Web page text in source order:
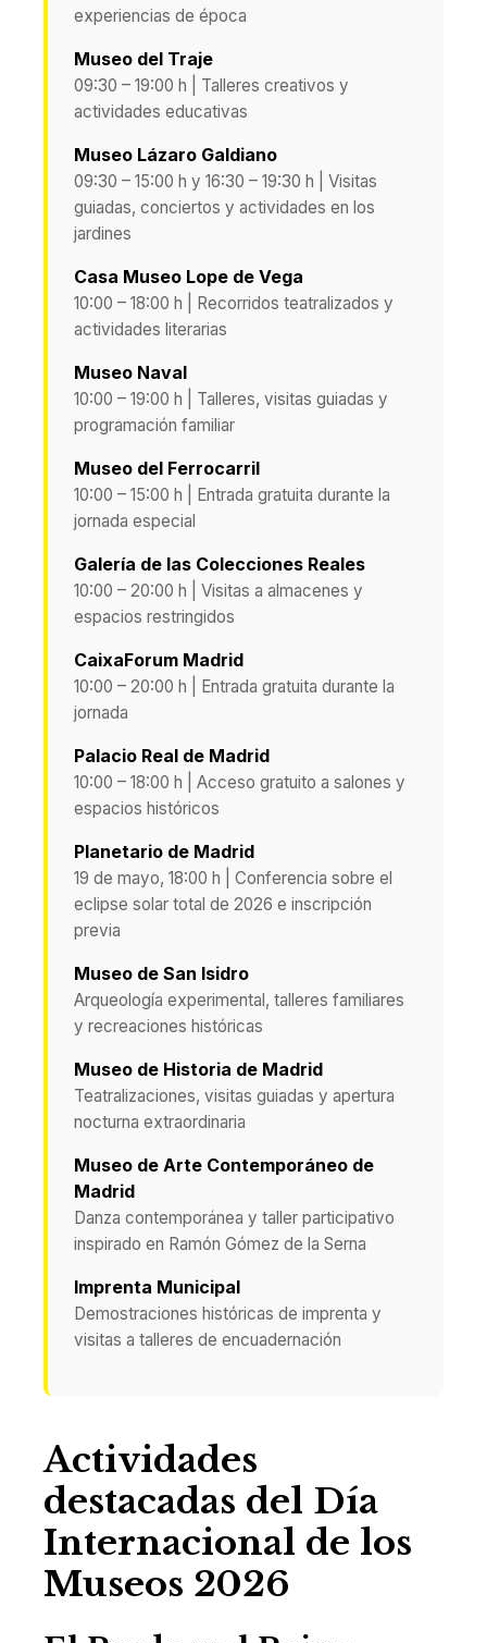
experiencias de época
Museo del Traje
09:30 – 19:00 h | Talleres creativos y
actividades educativas
Museo Lázaro Galdiano
09:30 – 15:00 h y 16:30 – 19:30 h | Visitas
guiadas, conciertos y actividades en los
jardines
Casa Museo Lope de Vega
10:00 – 18:00 h | Recorridos teatralizados y
actividades literarias
Museo Naval
10:00 – 19:00 h | Talleres, visitas guiadas y
programación familiar
Museo del Ferrocarril
10:00 – 15:00 h | Entrada gratuita durante la
jornada especial
Galería de las Colecciones Reales
10:00 – 20:00 h | Visitas a almacenes y
espacios restringidos
CaixaForum Madrid
10:00 – 20:00 h | Entrada gratuita durante la
jornada
Palacio Real de Madrid
10:00 – 18:00 h | Acceso gratuito a salones y
espacios históricos
Planetario de Madrid
19 de mayo, 18:00 h | Conferencia sobre el
eclipse solar total de 2026 e inscripción
previa
Museo de San Isidro
Arqueología experimental, talleres familiares
y recreaciones históricas
Museo de Historia de Madrid
Teatralizaciones, visitas guiadas y apertura
nocturna extraordinaria
Museo de Arte Contemporáneo de
Madrid
Danza contemporánea y taller participativo
inspirado en Ramón Gómez de la Serna
Imprenta Municipal
Demostraciones históricas de imprenta y
visitas a talleres de encuadernación
Actividades
destacadas del Día
Internacional de los
Museos 2026